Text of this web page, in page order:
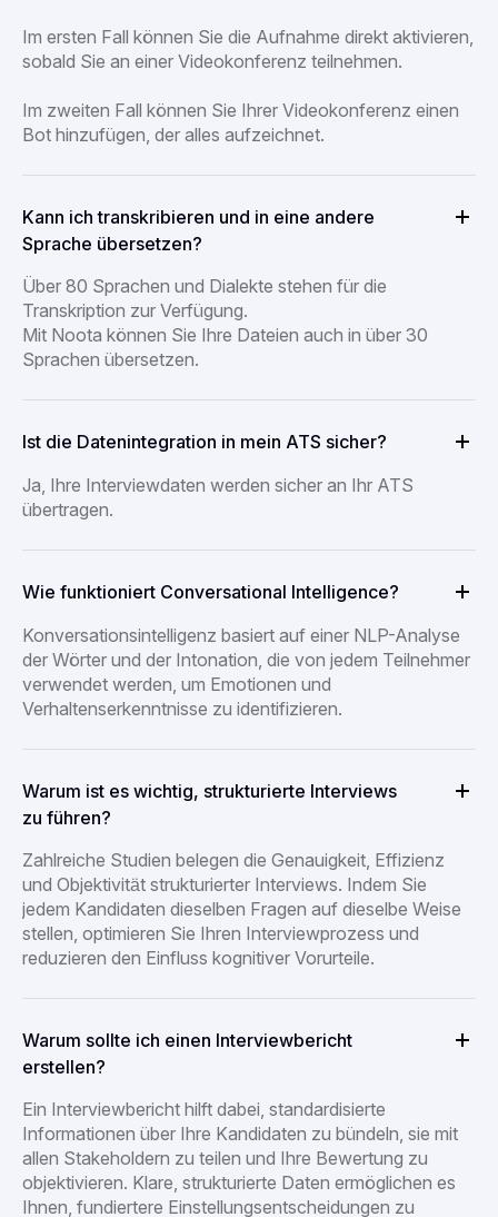
Im ersten Fall können Sie die Aufnahme direkt aktivieren,
sobald Sie an einer Videokonferenz teilnehmen.
Im zweiten Fall können Sie Ihrer Videokonferenz einen
Bot hinzufügen, der alles aufzeichnet.
Kann ich transkribieren und in eine andere
Sprache übersetzen?
Über 80 Sprachen und Dialekte stehen für die
Transkription zur Verfügung.
Mit Noota können Sie Ihre Dateien auch in über 30
Sprachen übersetzen.
Ist die Datenintegration in mein ATS sicher?
Ja, Ihre Interviewdaten werden sicher an Ihr ATS
übertragen.
Wie funktioniert Conversational Intelligence?
Konversationsintelligenz basiert auf einer NLP-Analyse
der Wörter und der Intonation, die von jedem Teilnehmer
verwendet werden, um Emotionen und
Verhaltenserkenntnisse zu identifizieren.
Warum ist es wichtig, strukturierte Interviews
zu führen?
Zahlreiche Studien belegen die Genauigkeit, Effizienz
und Objektivität strukturierter Interviews. Indem Sie
jedem Kandidaten dieselben Fragen auf dieselbe Weise
stellen, optimieren Sie Ihren Interviewprozess und
reduzieren den Einfluss kognitiver Vorurteile.
Warum sollte ich einen Interviewbericht
erstellen?
Ein Interviewbericht hilft dabei, standardisierte
Informationen über Ihre Kandidaten zu bündeln, sie mit
allen Stakeholdern zu teilen und Ihre Bewertung zu
objektivieren. Klare, strukturierte Daten ermöglichen es
Ihnen, fundiertere Einstellungsentscheidungen zu